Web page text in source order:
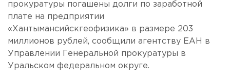
прокуратуры погашены долги по заработной
плате на предприятии
«Хантымансийскгеофизика» в размере 203
миллионов рублей, сообщили агентству ЕАН в
Управлении Генеральной прокуратуры в
Уральском федеральном округе.